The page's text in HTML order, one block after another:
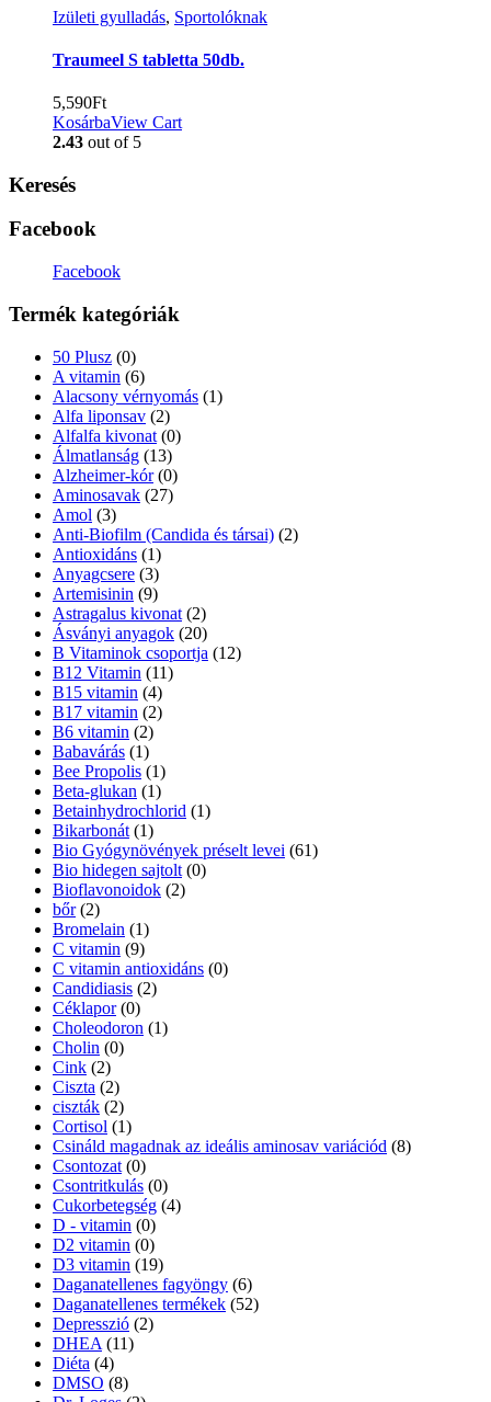
Izületi gyulladás, Sportolóknak
Traumeel S tabletta 50db.
5,590Ft
KosárbaView Cart
2.43 out of 5
Keresés
Facebook
Facebook
Termék kategóriák
50 Plusz (0)
A vitamin (6)
Alacsony vérnyomás (1)
Alfa liponsav (2)
Alfalfa kivonat (0)
Álmatlanság (13)
Alzheimer-kór (0)
Aminosavak (27)
Amol (3)
Anti-Biofilm (Candida és társai) (2)
Antioxidáns (1)
Anyagcsere (3)
Artemisinin (9)
Astragalus kivonat (2)
Ásványi anyagok (20)
B Vitaminok csoportja (12)
B12 Vitamin (11)
B15 vitamin (4)
B17 vitamin (2)
B6 vitamin (2)
Babavárás (1)
Bee Propolis (1)
Beta-glukan (1)
Betainhydrochlorid (1)
Bikarbonát (1)
Bio Gyógynövények préselt levei (61)
Bio hidegen sajtolt (0)
Bioflavonoidok (2)
bőr (2)
Bromelain (1)
C vitamin (9)
C vitamin antioxidáns (0)
Candidiasis (2)
Céklapor (0)
Choleodoron (1)
Cholin (0)
Cink (2)
Ciszta (2)
ciszták (2)
Cortisol (1)
Csináld magadnak az ideális aminosav variációd (8)
Csontozat (0)
Csontritkulás (0)
Cukorbetegség (4)
D - vitamin (0)
D2 vitamin (0)
D3 vitamin (19)
Daganatellenes fagyöngy (6)
Daganatellenes termékek (52)
Depresszió (2)
DHEA (11)
Diéta (4)
DMSO (8)